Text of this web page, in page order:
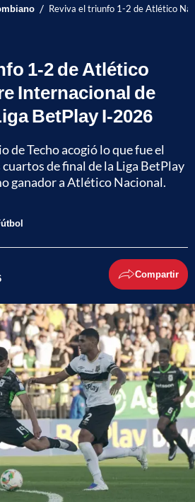
/ Reviva el triunfo 1-2 de Atlético
1-2 de Atlético
Internacional de
BetPlay I-2026
de Techo acogió lo que fue el
de final de la Liga BetPlay
ganador a Atlético Nacional.
Compartir